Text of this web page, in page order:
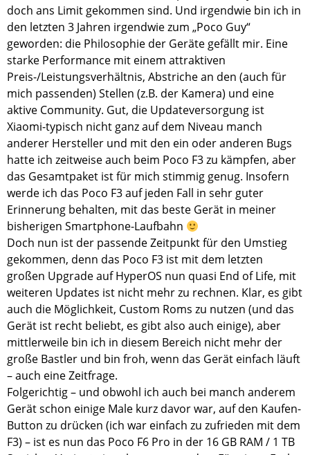
doch ans Limit gekommen sind. Und irgendwie bin ich in
den letzten 3 Jahren irgendwie zum „Poco Guy“
geworden: die Philosophie der Geräte gefällt mir. Eine
starke Performance mit einem attraktiven
Preis-/Leistungsverhältnis, Abstriche an den (auch für
mich passenden) Stellen (z.B. der Kamera) und eine
aktive Community. Gut, die Updateversorgung ist
Xiaomi-typisch nicht ganz auf dem Niveau manch
anderer Hersteller und mit den ein oder anderen Bugs
hatte ich zeitweise auch beim Poco F3 zu kämpfen, aber
das Gesamtpaket ist für mich stimmig genug. Insofern
werde ich das Poco F3 auf jeden Fall in sehr guter
Erinnerung behalten, mit das beste Gerät in meiner
bisherigen Smartphone-Laufbahn
Doch nun ist der passende Zeitpunkt für den Umstieg
gekommen, denn das Poco F3 ist mit dem letzten
großen Upgrade auf HyperOS nun quasi End of Life, mit
weiteren Updates ist nicht mehr zu rechnen. Klar, es gibt
auch die Möglichkeit, Custom Roms zu nutzen (und das
Gerät ist recht beliebt, es gibt also auch einige), aber
mittlerweile bin ich in diesem Bereich nicht mehr der
große Bastler und bin froh, wenn das Gerät einfach läuft
– auch eine Zeitfrage.
Folgerichtig – und obwohl ich auch bei manch anderem
Gerät schon einige Male kurz davor war, auf den Kaufen-
Button zu drücken (ich war einfach zu zufrieden mit dem
F3) – ist es nun das Poco F6 Pro in der 16 GB RAM / 1 TB